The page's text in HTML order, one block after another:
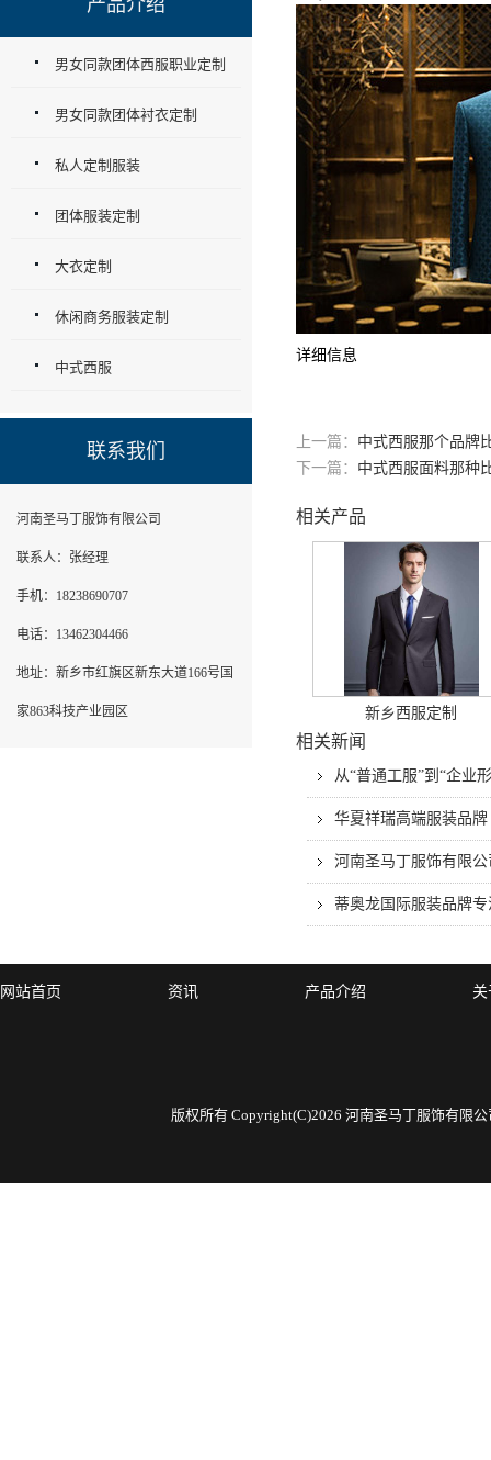
详细信息
上一篇： 中式西服那个品牌
下一篇： 中式西服面料那种
相关产品
新乡西服定制
相关新闻
从“普通工服”到“企业
华夏祥瑞高端服装品牌
河南圣马丁服饰有限公
蒂奥龙国际服装品牌
产品介绍
男女同款团体西服职业定制
男女同款团体衬衣定制
私人定制服装
团体服装定制
大衣定制
休闲商务服装定制
中式西服
联系我们
河南圣马丁服饰有限公司
联系人：张经理
手机：18238690707
电话：13462304466
地址：新乡市红旗区新东大道166号国
家863科技产业园区
网站首页 资讯 产品介绍
版权所有 Copyright(C)2026 河南圣马丁服饰有限